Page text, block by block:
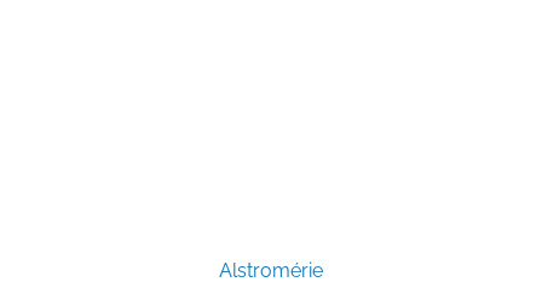
Alstromérie